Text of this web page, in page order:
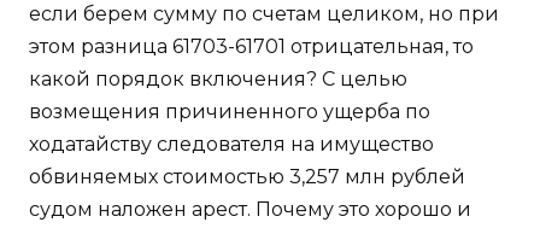
если берем сумму по счетам целиком, но при
этом разница 61703-61701 отрицательная, то
какой порядок включения? С целью
возмещения причиненного ущерба по
ходатайству следователя на имущество
обвиняемых стоимостью 3,257 млн рублей
судом наложен арест. Почему это хорошо и